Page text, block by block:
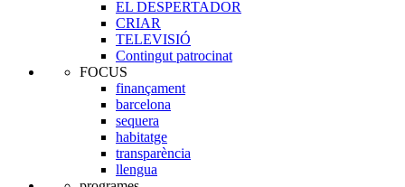
EL DESPERTADOR
CRIAR
TELEVISIÓ
Contingut patrocinat
FOCUS
finançament
barcelona
sequera
habitatge
transparència
llengua